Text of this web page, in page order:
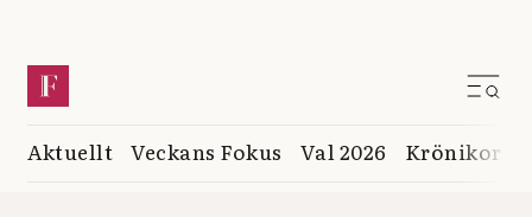
Aktuellt Veckans Fokus Val 2026 Krönikor